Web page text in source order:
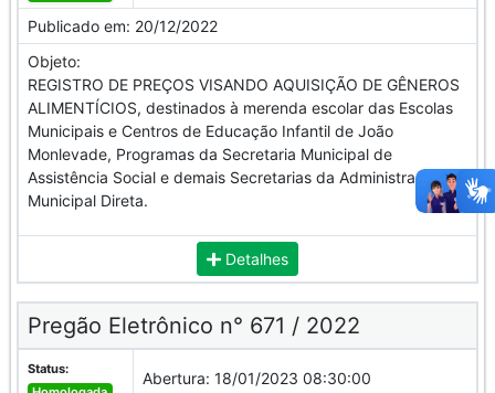
Publicado em: 20/12/2022
Objeto:
REGISTRO DE PREÇOS VISANDO AQUISIÇÃO DE GÊNEROS
ALIMENTÍCIOS, destinados à merenda escolar das Escolas
Municipais e Centros de Educação Infantil de João
Monlevade, Programas da Secretaria Municipal de
Assistência Social e demais Secretarias da Administração
Municipal Direta.
Detalhes
Pregão Eletrônico n° 671 / 2022
Status:
Abertura: 18/01/2023 08:30:00